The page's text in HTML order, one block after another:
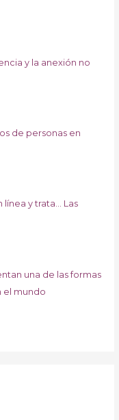
y la anexión no
de personas en
línea y trata… Las
una de las formas
el mundo